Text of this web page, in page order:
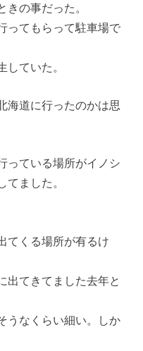
きの事だった。
ってもらって駐車場で
していた。
海道に行ったのかは思
っている場所がイノシ
てました。
てくる場所が有るけ
出てきてました去年と
うなくらい細い。しか